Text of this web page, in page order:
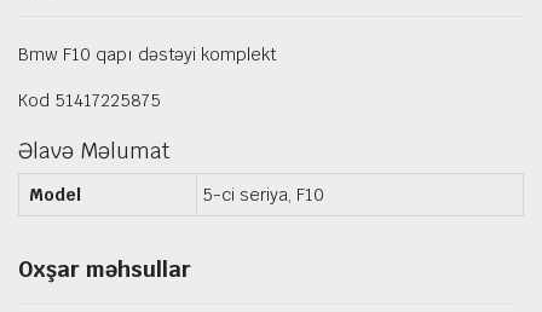
Bmw F10 qapı dəstəyi komplekt
Kod 51417225875
Əlavə Məlumat
Model 5-ci seriya, F10
Oxşar məhsullar